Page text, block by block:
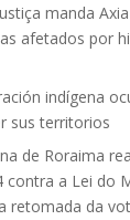
manda
afetados por
indígena
sus territorios
de Roraima
contra a Lei do
retomada da